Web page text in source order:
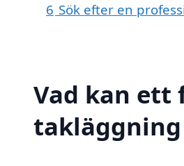
6 Sök efter en
Vad kan ett